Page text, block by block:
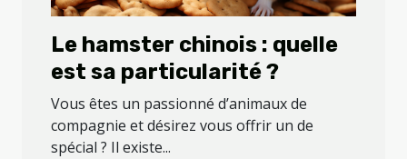
Le hamster chinois : quelle
est sa particularité ?
Vous êtes un passionné d’animaux de
compagnie et désirez vous offrir un de
spécial ? Il existe...